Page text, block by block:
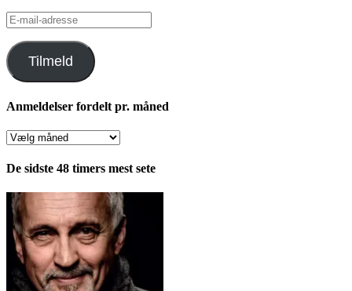
E-
mail-
adresse
Tilmeld
Anmeldelser fordelt pr. måned
Anmeldelser
pr.
De sidste 48 timers mest sete